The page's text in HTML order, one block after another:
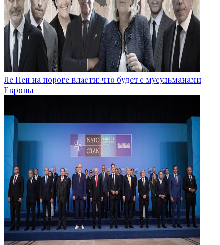
Ле Пен на пороге власти: что будет с мусульманами
Европы